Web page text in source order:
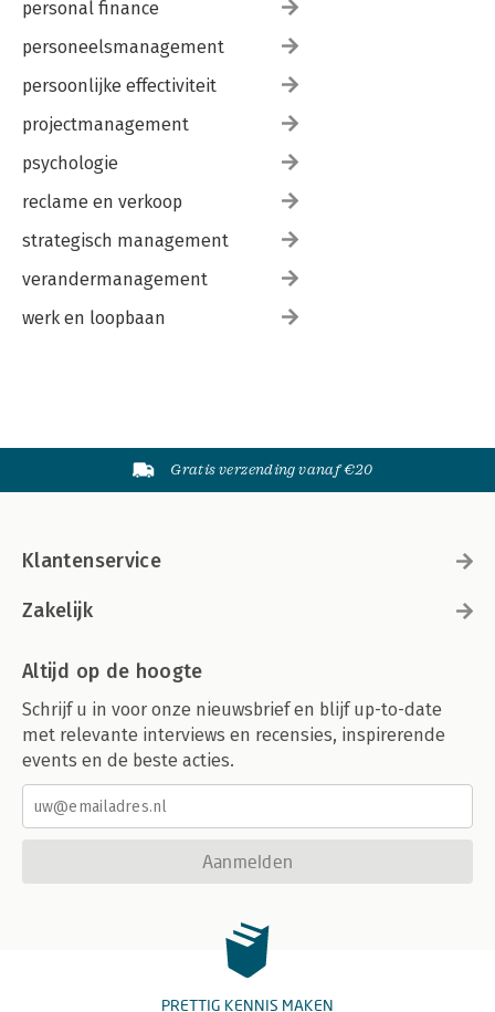
personal finance
personeelsmanagement
persoonlijke effectiviteit
projectmanagement
psychologie
reclame en verkoop
strategisch management
verandermanagement
werk en loopbaan
Gratis verzending vanaf €20
Klantenservice
Zakelijk
Altijd op de hoogte
Schrijf u in voor onze nieuwsbrief en blijf up-to-date
met relevante interviews en recensies, inspirerende
events en de beste acties.
Aanmelden
PRETTIG KENNIS MAKEN